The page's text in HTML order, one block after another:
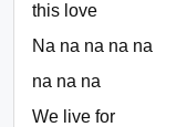
this love
Na na na na na
na na na
We live for